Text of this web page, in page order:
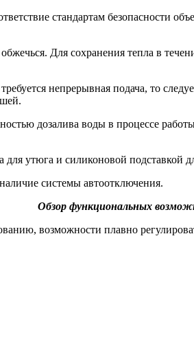
стандартам безопасности
Для сохранения тепла в
непрерывная подача, то
дозалива воды в процессе работы.
утюга и силиконовой подставкой
системы автоотключения.
Обзор функциональных
возможности плавно